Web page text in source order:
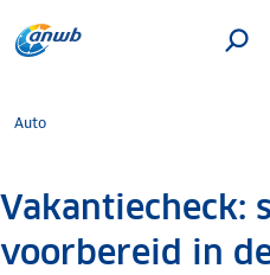
Auto
Vakantiecheck:
voorbereid in